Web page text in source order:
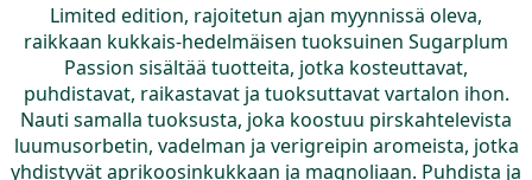
Limited edition, rajoitetun ajan myynnissä oleva,
raikkaan kukkais-hedelmäisen tuoksuinen Sugarplum
Passion sisältää tuotteita, jotka kosteuttavat,
puhdistavat, raikastavat ja tuoksuttavat vartalon ihon.
Nauti samalla tuoksusta, joka koostuu pirskahtelevista
luumusorbetin, vadelman ja verigreipin aromeista, jotka
yhdistyvät aprikoosinkukkaan ja magnoliaan. Puhdista ja